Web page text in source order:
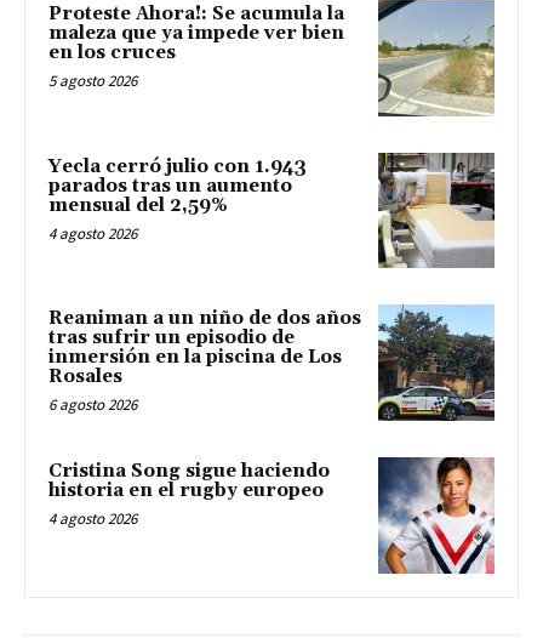
Proteste Ahora!: Se acumula la
maleza que ya impede ver bien
en los cruces
5 agosto 2026
Yecla cerró julio con 1.943
parados tras un aumento
mensual del 2,59%
4 agosto 2026
Reaniman a un niño de dos años
tras sufrir un episodio de
inmersión en la piscina de Los
Rosales
6 agosto 2026
Cristina Song sigue haciendo
historia en el rugby europeo
4 agosto 2026